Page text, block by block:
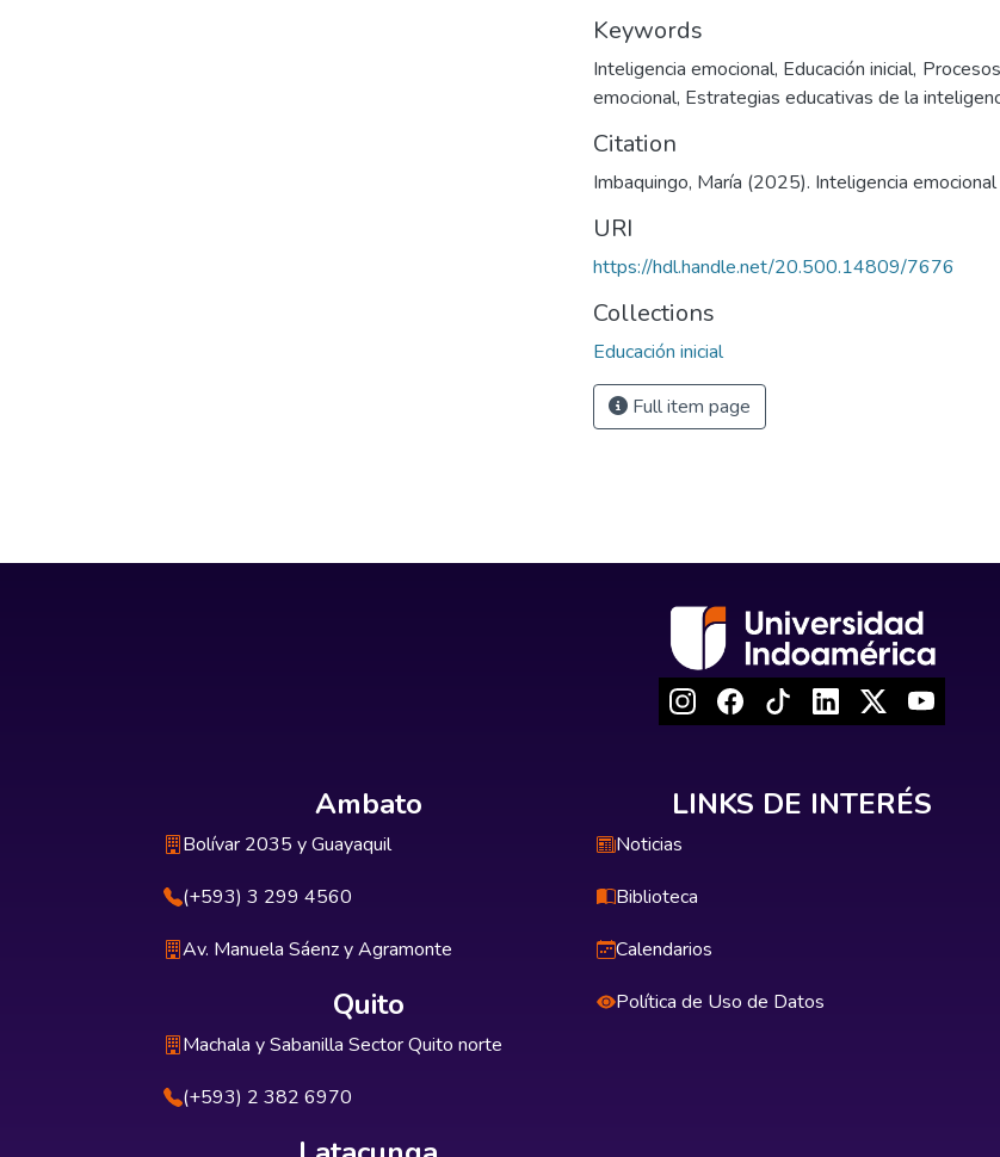
Keywords
Inteligencia emocional, Educación inicial,
emocional, Estrategias educativas de la
Citation
Imbaquingo, María (2025). Inteligencia emocional
URI
https://hdl.handle.net/20.500.14809/7676
Collections
Educación inicial
Full item page
Ambato
Bolívar 2035 y Guayaquil
(+593) 3 299 4560
Av. Manuela Sáenz y Agramonte
Quito
Machala y Sabanilla Sector Quito norte
(+593) 2 382 6970
LINKS DE INTERÉS
Noticias
Biblioteca
Calendarios
Política de Uso de Datos